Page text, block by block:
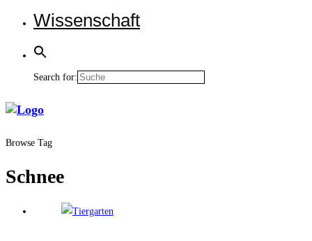
Wis­sen­schaft
Search for:
Browse Tag
Schnee